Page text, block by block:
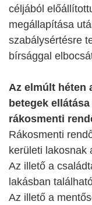
céljából
megállapítása
szabálysértésre
bírsággal
Az elmúlt héten
betegek
rákosmenti
Rákosmenti
kerületi lakosnak
Az illető a
lakásban
Az illető a